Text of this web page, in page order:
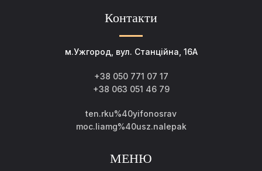
Контакти
м.Ужгород, вул. Станційна, 16А
+38 050 771 07 17
+38 063 051 46 79
ten.rku%40yifonosrav
moc.liamg%40usz.nalepak
МЕНЮ